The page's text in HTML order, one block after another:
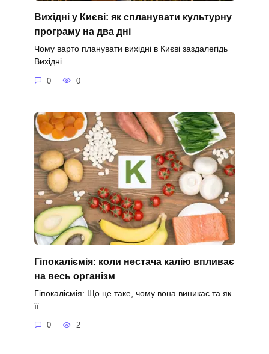
Вихідні у Києві: як спланувати культурну
програму на два дні
Чому варто планувати вихідні в Києві заздалегідь
Вихідні
0 0
Гіпокаліємія: коли нестача калію впливає
на весь організм
Гіпокаліємія: Що це таке, чому вона виникає та як
її
0 2